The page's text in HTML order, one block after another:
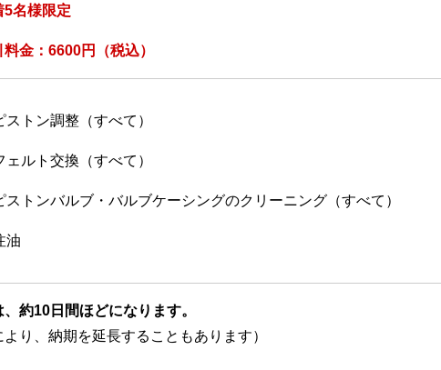
5名様限定
金：6600円（税込）
ストン調整（すべて）
ェルト交換（すべて）
ストンバルブ・バルブケーシングのクリーニング（すべて）
油
約10日間ほどになります。
より、納期を延長することもあります）